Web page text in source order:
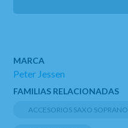
MARCA
Peter Jessen
FAMILIAS RELACIONADAS
ACCESORIOS SAXO SOPRANO